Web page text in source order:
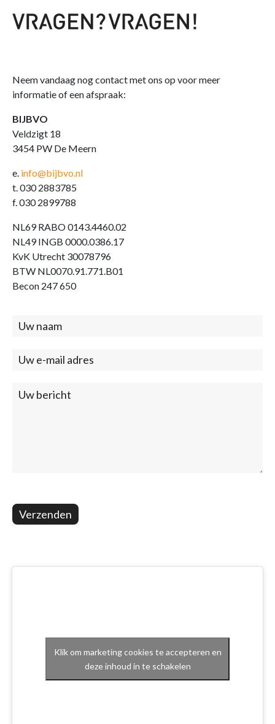
Neem vandaag nog contact met ons op voor meer
informatie of een afspraak:
BIJBVO
Veldzigt 18
3454 PW De Meern
e. info@bijbvo.nl
t. 030 2883785
f. 030 2899788
NL69 RABO 0143.4460.02
NL49 INGB 0000.0386.17
KvK Utrecht 30078796
BTW NL0070.91.771.B01
Becon 247 650
Contact
Verzenden
Klik om marketing cookies te accepteren en
deze inhoud in te schakelen